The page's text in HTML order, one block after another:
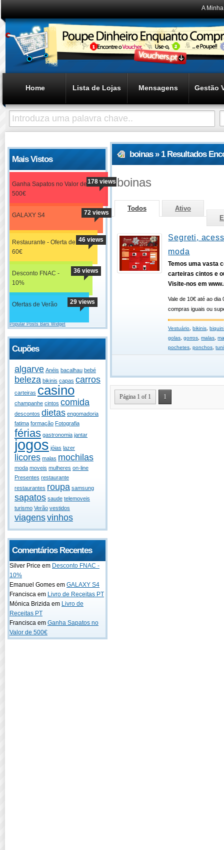
A
Home Lista de Lojas Mensagens Gestão
Mais Vistos
Ganha Sapatos no Valor de
500€
178 views
GALAXY S4 72 views
Restaurante - Oferta de
60€
46 views
Desconto FNAC -
10%
36 views
Ofertas de Verão 29 views
Popular Posts Bars Widget
Cupões
algarve Anéis bacalhau bebé
beleza bikinis capas carros
carteiras casino
champanhe cintos comida
descontos dietas engomadoria
fatima formação Fotografia
férias gastronomia jantar
jogos jóias lazer
licores malas mochilas
moda moveis mulheres on-line
Presentes restaurante
restaurantes roupa samsung
sapatos saude telemoveis
turismo Verão vestidos
viagensvinhos
Comentários Recentes
Silver Price em Desconto FNAC -
10%
Emanuel Gomes em GALAXY S4
Francisca em Livro de Receitas PT
Mónica Brizida em Livro de
Receitas PT
Francisca em Ganha Sapatos no
Valor de 500€
boinas » 1 Resultados
boinas
Todos
Ativo
Segreti,
moda
Temos uma vasta
carteiras cintos e
Visite-nos em
Vale de 10€ até ao
compras iguais ou
Vestuário ,bikinis ,
golas ,gorros ,malas ,
pochetes ,ponchos ,
Página 1 of 1 1